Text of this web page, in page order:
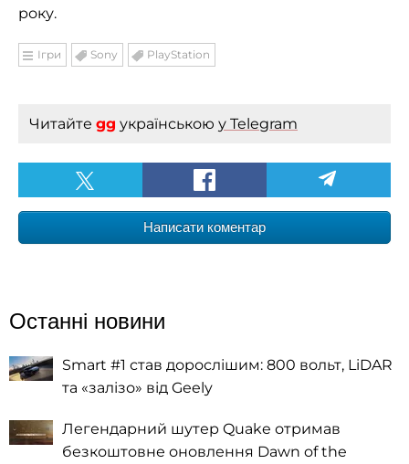
року.
Ігри Sony PlayStation
Читайте gg українською у Telegram
Написати коментар
Останні новини
Smart #1 став дорослішим: 800 вольт, LiDAR
та «залізо» від Geely
Легендарний шутер Quake отримав
безкоштовне оновлення Dawn of the